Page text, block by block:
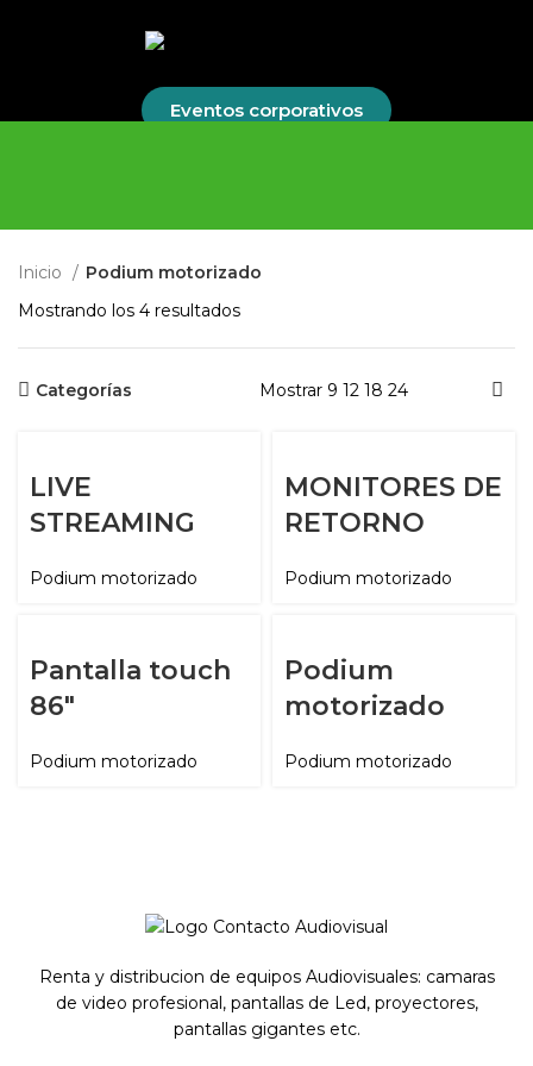
Eventos corporativos
Inicio
Podium motorizado
Mostrando los 4 resultados
Categorías Mostrar 9 12 18 24
LIVE
STREAMING
Podium motorizado
MONITORES DE
RETORNO
Podium motorizado
Pantalla touch
86″
Podium motorizado
Podium
motorizado
Podium motorizado
Renta y distribucion de equipos Audiovisuales: camaras
de video profesional, pantallas de Led, proyectores,
pantallas gigantes etc.